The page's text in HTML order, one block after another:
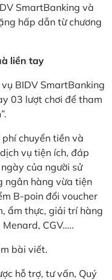
SmartBanking và
hấp dẫn từ chương
liền tay
BIDV SmartBanking
03 lượt chơi để tham
chuyển tiền và
vụ tiện ích, đáp
của người sử
ngân hàng vừa tiện
B-poin đổi voucher
ẩm thực, giải trí hàng
CGV…..
bài viết.
hỗ trợ, tư vấn, Quý